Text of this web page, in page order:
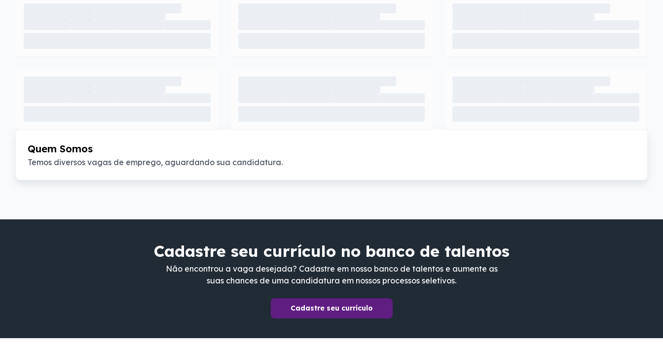
Quem Somos
Temos diversos vagas de emprego, aguardando sua candidatura.
Cadastre seu currículo no banco de talentos
Não encontrou a vaga desejada? Cadastre em nosso banco de talentos e aumente as
suas chances de uma candidatura em nossos processos seletivos.
Cadastre seu currículo